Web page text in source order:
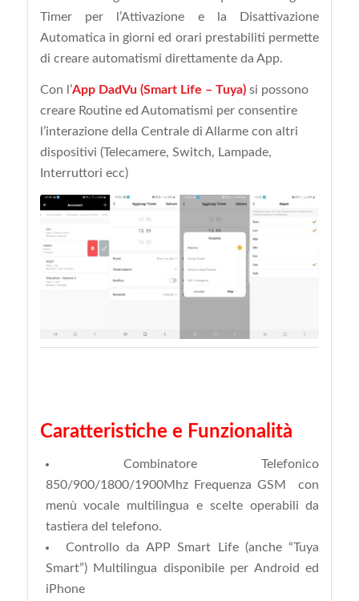
Timer per l’Attivazione e la Disattivazione
Automatica in giorni ed orari prestabiliti permette
di creare automatismi direttamente da App.
Con l’App DadVu (Smart Life – Tuya)si possono
creare Routine ed Automatismi per consentire
l’interazione della Centrale di Allarme con altri
dispositivi (Telecamere, Switch, Lampade,
Interruttori ecc)
Caratteristiche e Funzionalità
Combinatore Telefonico
850/900/1800/1900Mhz Frequenza GSM con
menù vocale multilingua e scelte operabili da
tastiera del telefono.
Controllo da APP Smart Life (anche “Tuya
Smart”) Multilingua disponibile per Android ed
iPhone